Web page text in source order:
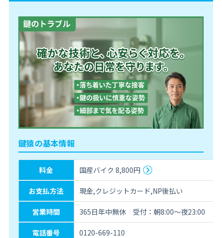
鍵猿の基本情報
料金 国産バイク 8,800円
お支払方法 現金,クレジットカード,NP後払い
営業時間 365日年中無休 受付：朝8:00～夜23:00
電話番号 0120-669-110